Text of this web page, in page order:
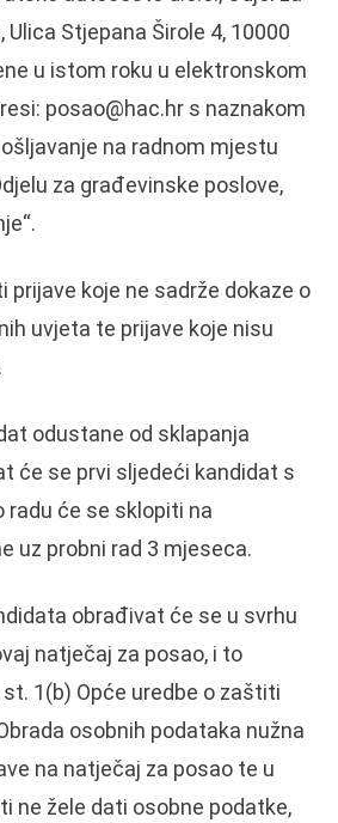
Ulica Stjepana Širole 4, 10000
u istom roku u elektronskom
posao@hac.hr s naznakom
na radnom mjestu
za građevinske poslove,
prijave koje ne sadrže dokaze o
uvjeta te prijave koje nisu
odustane od sklapanja
će se prvi sljedeći kandidat s
radu će se sklopiti na
uz probni rad 3 mjeseca.
obrađivat će se u svrhu
natječaj za posao, i to
1(b) Opće uredbe o zaštiti
osobnih podataka nužna
na natječaj za posao te u
ne žele dati osobne podatke,